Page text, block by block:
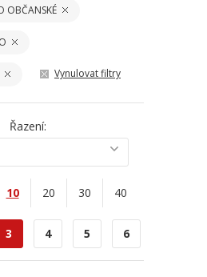
OBČANSKÉ
Vynulovat filtry
Řazení:
10 20 30 40
3 4 5 6